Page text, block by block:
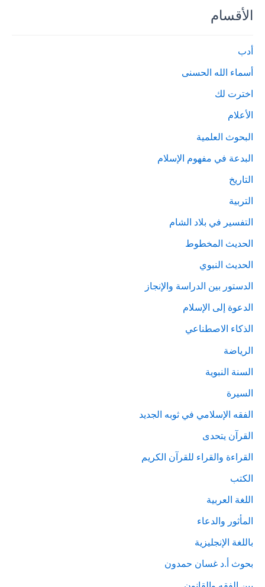
الأقسام
أدب
أسماء الله الحسنى
اخترت لك
الأعلام
البحوث العلمية
البدعة في مفهوم الإسلام
التاريخ
التربية
التفسير في بلاد الشام
الحديث المخطوط
الحديث النبوي
الدستور بين الدراسة والإنجاز
الدعوة إلى الإسلام
الذكاء الاصطناعي
الرياضة
السنة النبوية
السيرة
الفقه الإسلامي في ثوبه الجديد
القرآن يتحدى
القراءة والقراء للقرآن الكريم
الكتب
اللغة العربية
المأثور والدعاء
باللغة الإنجليزية
بحوث أ.د غسان حمدون